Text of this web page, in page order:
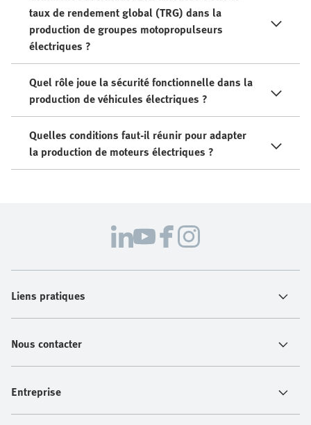
taux de rendement global (TRG) dans la
production de groupes motopropulseurs
électriques ?
Quel rôle joue la sécurité fonctionnelle dans la
production de véhicules électriques ?
Quelles conditions faut-il réunir pour adapter
la production de moteurs électriques ?
Liens pratiques
Nous contacter
Entreprise